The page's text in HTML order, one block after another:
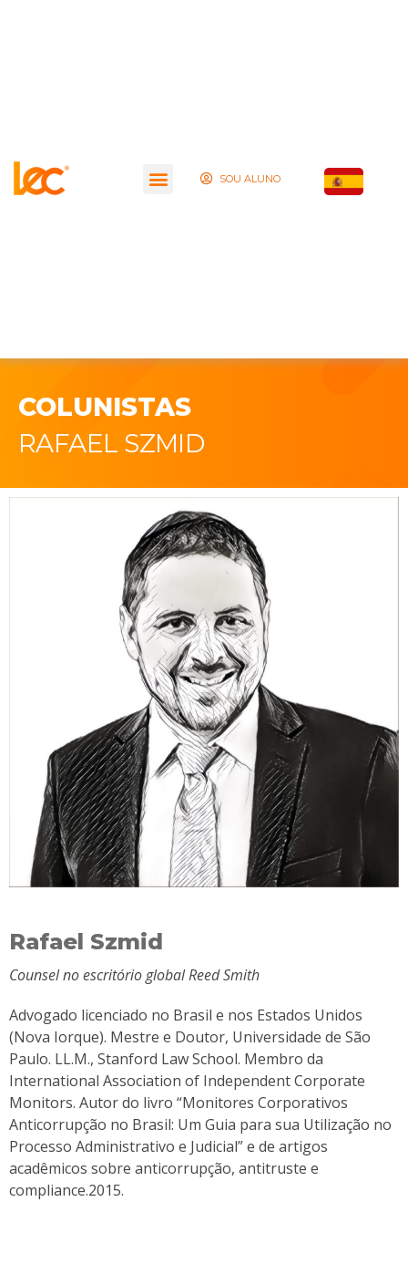
SOU ALUNO
COLUNISTAS
RAFAEL SZMID
Rafael Szmid
Counsel no escritório global Reed Smith
Advogado licenciado no Brasil e nos Estados Unidos
(Nova Iorque). Mestre e Doutor, Universidade de São
Paulo. LL.M., Stanford Law School. Membro da
International Association of Independent Corporate
Monitors. Autor do livro “Monitores Corporativos
Anticorrupção no Brasil: Um Guia para sua Utilização no
Processo Administrativo e Judicial” e de artigos
acadêmicos sobre anticorrupção, antitruste e
compliance.2015.